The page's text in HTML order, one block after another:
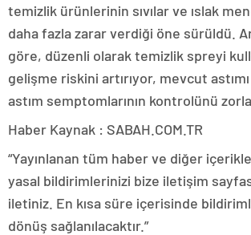
temizlik ürünlerinin sıvılar ve ıslak
daha fazla zarar verdiği öne sürüldü.
göre, düzenli olarak temizlik spreyi
gelişme riskini artırıyor, mevcut
astım semptomlarının kontrolünü
Haber Kaynak : SABAH.COM.TR
“Yayınlanan tüm haber ve diğer
yasal bildirimlerinizi bize iletişim
iletiniz. En kısa süre içerisinde
dönüş sağlanılacaktır.”